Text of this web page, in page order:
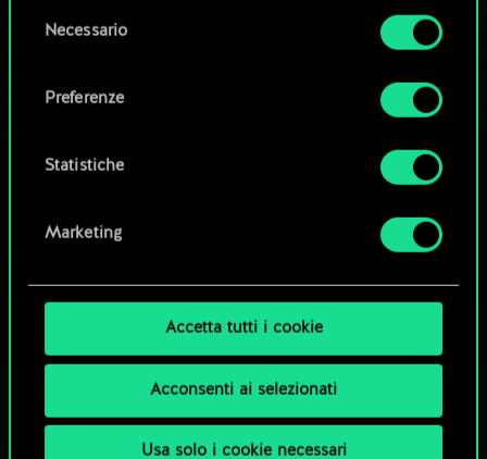
Tutti i dettagli su come utilizziamo i cookie e su
disponibili nel menu "Impostazioni" qui sotto.
delNecessario
Preferenze
Statistiche
Marketing
Accetta tutti i cookie
Acconsenti ai selezionati
Usa solo i cookie necessari